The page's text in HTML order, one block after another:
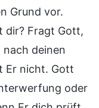
Grund vor.
dir? Fragt Gott,
deinen
Er nicht. Gott
oder